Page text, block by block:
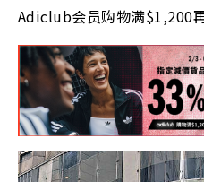
Adiclub会员购物满$1,200再